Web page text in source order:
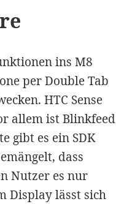
ins M8
per Double Tab
HTC Sense
allem ist Blinkfeed
gibt es ein SDK
dass
Nutzer es nur
Display lässt sich